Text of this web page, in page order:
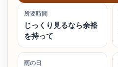
所要時間
じっくり見るなら余裕
を持って
雨の日